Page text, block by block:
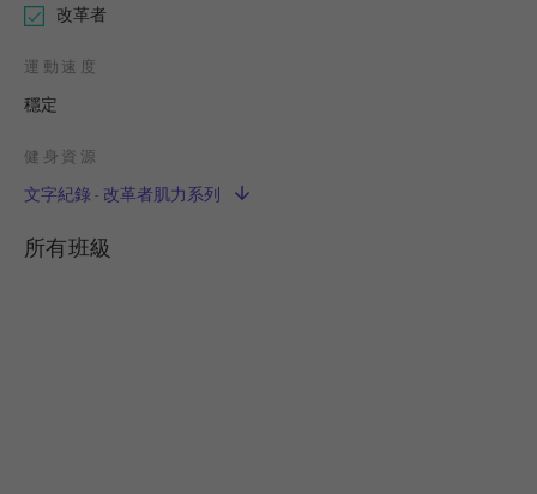
改革者
運動速度
穩定
健身資源
文字紀錄 - 改革者肌力系列
所有班級